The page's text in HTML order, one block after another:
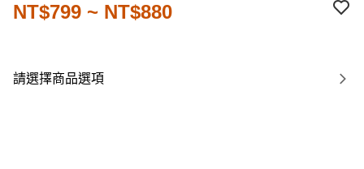
NT$799 ~ NT$880
請選擇商品選項